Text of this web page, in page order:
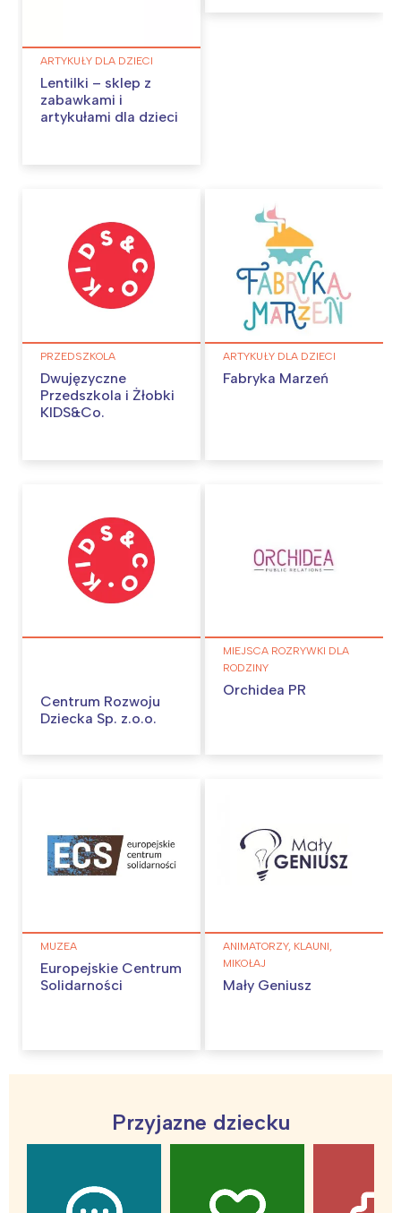
ARTYKUŁY DLA DZIECI
Lentilki – sklep z
zabawkami i
artykułami dla dzieci
PRZEDSZKOLA
Dwujęzyczne
Przedszkola i Żłobki
KIDS&Co.
ARTYKUŁY DLA DZIECI
Fabryka Marzeń
Centrum Rozwoju
Dziecka Sp. z.o.o.
MIEJSCA ROZRYWKI DLA
RODZINY
Orchidea PR
MUZEA
Europejskie Centrum
Solidarności
ANIMATORZY, KLAUNI,
MIKOŁAJ
Mały Geniusz
Przyjazne dziecku
Łódź
Trójmiasto
Poznań
Śląsk
Kraków
Południe
Północ
Wszystkie
Wybieram